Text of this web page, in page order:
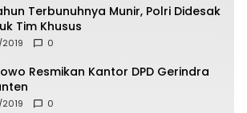
Terbunuhnya Munir, Polri Didesak
Tim Khusus
0
Resmikan Kantor DPD Gerindra
0